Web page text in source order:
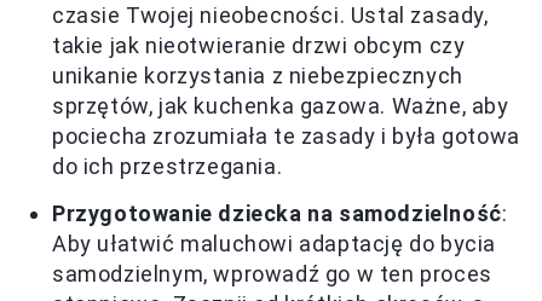
czasie Twojej nieobecności. Ustal zasady,
takie jak nieotwieranie drzwi obcym czy
unikanie korzystania z niebezpiecznych
sprzętów, jak kuchenka gazowa. Ważne, aby
pociecha zrozumiała te zasady i była gotowa
do ich przestrzegania.
Przygotowanie dziecka na samodzielność:
Aby ułatwić maluchowi adaptację do bycia
samodzielnym, wprowadź go w ten proces